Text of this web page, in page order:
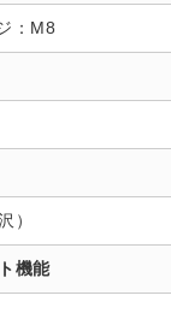
：M8
）
機能